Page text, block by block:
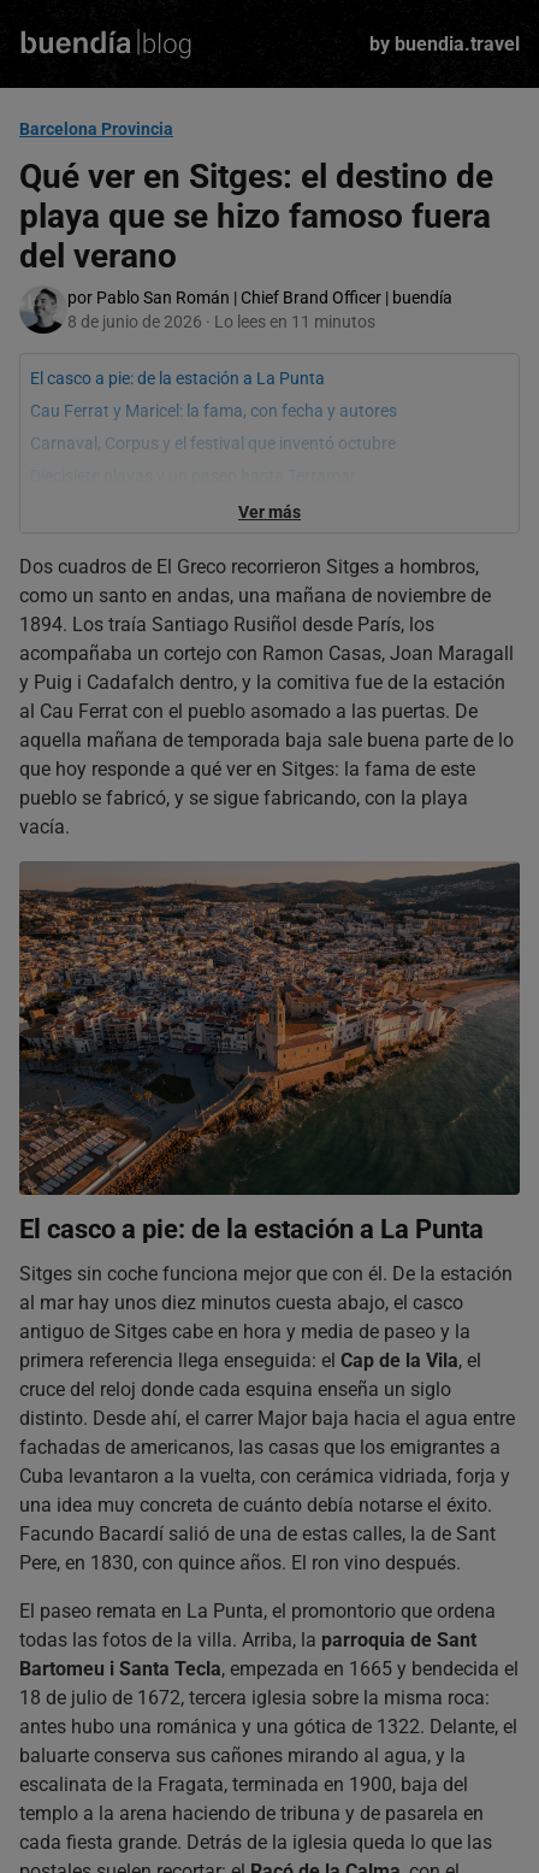
by buendia.travel
Barcelona Provincia
Qué ver en Sitges: el destino de
playa que se hizo famoso fuera
del verano
por Pablo San Román | Chief Brand Officer | buendía
8 de junio de 2026 · Lo lees en 11 minutos
El casco a pie: de la estación a La Punta
Cau Ferrat y Maricel: la fama, con fecha y autores
Carnaval, Corpus y el festival que inventó octubre
Organizar el día: el tren, las tres caras y cuándo venir
¿Cómo se llega a Sitges desde Barcelona en transporte
público?
¿Dónde se aparca en Sitges si voy en coche?
¿Sitges es medio día, un día o merece noche?
¿Cuál es la mejor playa de Sitges para ir con niños pequeños?
¿Los museos de Sitges abren todos los días?
¿Se puede visitar el autódromo de Terramar por dentro?
¿Puedo combinar Sitges con Montserrat o Tarragona en
transporte público el mismo día?
Ver más
Dos cuadros de El Greco recorrieron Sitges a hombros,
como un santo en andas, una mañana de noviembre de
1894. Los traía Santiago Rusiñol desde París, los
acompañaba un cortejo con Ramon Casas, Joan Maragall
y Puig i Cadafalch dentro, y la comitiva fue de la estación
al Cau Ferrat con el pueblo asomado a las puertas. De
aquella mañana de temporada baja sale buena parte de lo
que hoy responde a qué ver en Sitges: la fama de este
pueblo se fabricó, y se sigue fabricando, con la playa
vacía.
El casco a pie: de la estación a La Punta
Sitges sin coche funciona mejor que con él. De la estación
al mar hay unos diez minutos cuesta abajo, el casco
antiguo de Sitges cabe en hora y media de paseo y la
primera referencia llega enseguida: el Cap de la Vila, el
cruce del reloj donde cada esquina enseña un siglo
distinto. Desde ahí, el carrer Major baja hacia el agua entre
fachadas de americanos, las casas que los emigrantes a
Cuba levantaron a la vuelta, con cerámica vidriada, forja y
una idea muy concreta de cuánto debía notarse el éxito.
Facundo Bacardí salió de una de estas calles, la de Sant
Pere, en 1830, con quince años. El ron vino después.
El paseo remata en La Punta, el promontorio que ordena
todas las fotos de la villa. Arriba, la parroquia de Sant
Bartomeu i Santa Tecla, empezada en 1665 y bendecida el
18 de julio de 1672, tercera iglesia sobre la misma roca:
antes hubo una románica y una gótica de 1322. Delante, el
baluarte conserva sus cañones mirando al agua, y la
escalinata de la Fragata, terminada en 1900, baja del
templo a la arena haciendo de tribuna y de pasarela en
cada fiesta grande. Detrás de la iglesia queda lo que las